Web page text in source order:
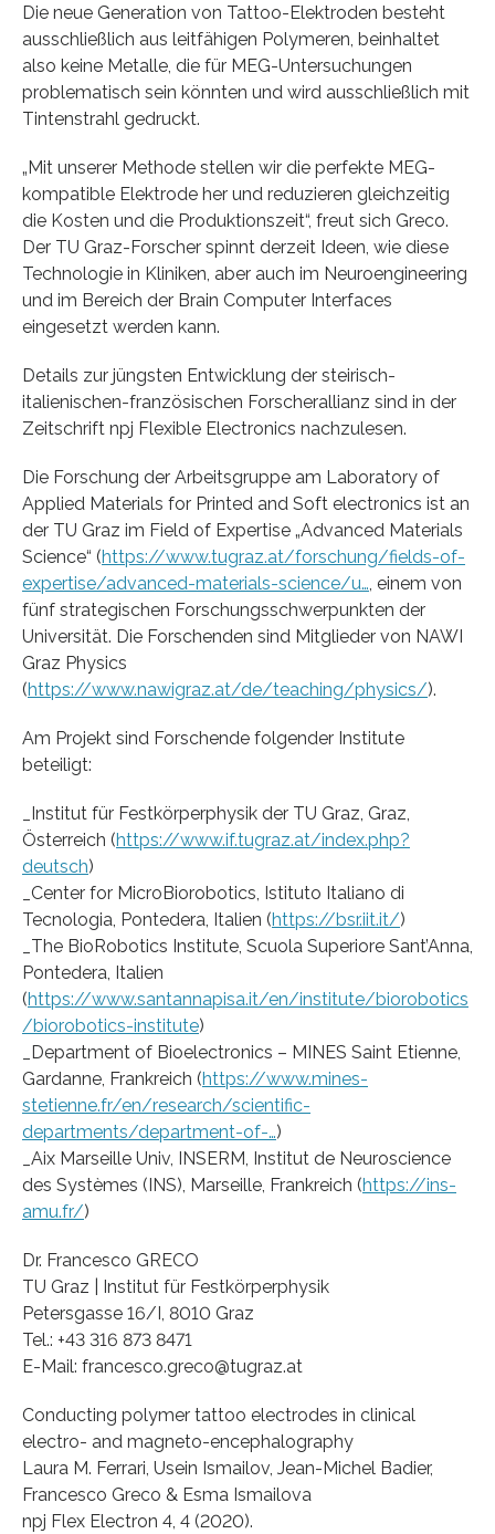
Die neue Generation von Tattoo-Elektroden besteht
ausschließlich aus leitfähigen Polymeren, beinhaltet
also keine Metalle, die für MEG-Untersuchungen
problematisch sein könnten und wird ausschließlich mit
Tintenstrahl gedruckt.
„Mit unserer Methode stellen wir die perfekte MEG-
kompatible Elektrode her und reduzieren gleichzeitig
die Kosten und die Produktionszeit“, freut sich Greco.
Der TU Graz-Forscher spinnt derzeit Ideen, wie diese
Technologie in Kliniken, aber auch im Neuroengineering
und im Bereich der Brain Computer Interfaces
eingesetzt werden kann.
Details zur jüngsten Entwicklung der steirisch-
italienischen-französischen Forscherallianz sind in der
Zeitschrift npj Flexible Electronics nachzulesen.
Die Forschung der Arbeitsgruppe am Laboratory of
Applied Materials for Printed and Soft electronics ist an
der TU Graz im Field of Expertise „Advanced Materials
Science“ (https://www.tugraz.at/forschung/fields-of-
expertise/advanced-materials-science/u…, einem von
fünf strategischen Forschungsschwerpunkten der
Universität. Die Forschenden sind Mitglieder von NAWI
Graz Physics
(https://www.nawigraz.at/de/teaching/physics/).
Am Projekt sind Forschende folgender Institute
beteiligt:
_Institut für Festkörperphysik der TU Graz, Graz,
Österreich (https://www.if.tugraz.at/index.php?
deutsch)
_Center for MicroBiorobotics, Istituto Italiano di
Tecnologia, Pontedera, Italien (https://bsr.iit.it/)
_The BioRobotics Institute, Scuola Superiore Sant’Anna,
Pontedera, Italien
(https://www.santannapisa.it/en/institute/biorobotics
/biorobotics-institute)
_Department of Bioelectronics – MINES Saint Etienne,
Gardanne, Frankreich (https://www.mines-
stetienne.fr/en/research/scientific-
departments/department-of-…)
_Aix Marseille Univ, INSERM, Institut de Neuroscience
des Systèmes (INS), Marseille, Frankreich (https://ins-
amu.fr/)
Dr. Francesco GRECO
TU Graz | Institut für Festkörperphysik
Petersgasse 16/I, 8010 Graz
Tel.: +43 316 873 8471
E-Mail: francesco.greco@tugraz.at
Conducting polymer tattoo electrodes in clinical
electro- and magneto-encephalography
Laura M. Ferrari, Usein Ismailov, Jean-Michel Badier,
Francesco Greco & Esma Ismailova
npj Flex Electron 4, 4 (2020).